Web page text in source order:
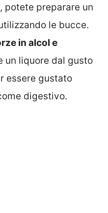
potete preparare un
le bucce.
in alcol e
un liquore dal gusto
essere gustato
digestivo.